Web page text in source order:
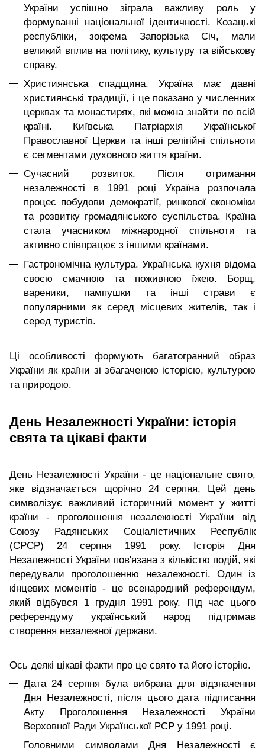
України успішно зіграла важливу роль у
формуванні національної ідентичності. Козацькі
республіки, зокрема Запорізька Січ, мали
великий вплив на політику, культуру та військову
справу.
Християнська спадщина. Україна має давні
християнські традиції, і це показано у численних
церквах та монастирях, які можна знайти по всій
країні. Київська Патріархія Української
Православної Церкви та інші релігійні спільноти
є сегментами духовного життя країни.
Сучасний розвиток. Після отримання
незалежності в 1991 році Україна розпочала
процес побудови демократії, ринкової економіки
та розвитку громадянського суспільства. Країна
стала учасником міжнародної спільноти та
активно співпрацює з іншими країнами.
Гастрономічна культура. Українська кухня відома
своєю смачною та поживною їжею. Борщ,
вареники, пампушки та інші страви є
популярними як серед місцевих жителів, так і
серед туристів.
Ці особливості формують багатогранний образ
України як країни зі збагаченою історією, культурою
та природою.
День Незалежності України: історія
свята та цікаві факти
День Незалежності України - це національне свято,
яке відзначається щорічно 24 серпня. Цей день
символізує важливий історичний момент у житті
країни - проголошення незалежності України від
Союзу Радянських Соціалістичних Республік
(СРСР) 24 серпня 1991 року. Історія Дня
Незалежності України пов'язана з кількістю подій, які
передували проголошенню незалежності. Один із
кінцевих моментів - це всенародний референдум,
який відбувся 1 грудня 1991 року. Під час цього
референдуму український народ підтримав
створення незалежної держави.
Ось деякі цікаві факти про це свято та його історію.
Дата 24 серпня була вибрана для відзначення
Дня Незалежності, після цього дата підписання
Акту Проголошення Незалежності України
Верховної Ради Української РСР у 1991 році.
Головними символами Дня Незалежності є